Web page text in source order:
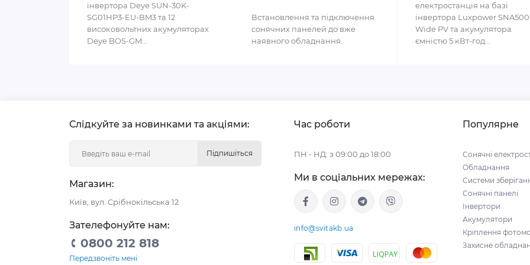
інвертора Deye SUN-30K-
SG01HP3-EU-BM3 та 12
високовольтних акумуляторах
Deye BOS-GM...
Встановлення та підключення
сонячних панелей до вже
наявного обладнання..
електростанція на базі
інвертора Luxpower
Wide PV та акумулятора
ємністю 5 кВт-год...
Слідкуйте за новинками та акціями:
Підпишіться
Магазин:
Київ, вул. Срібнокільська 12
Зателефонуйте нам:
0800 212 818
Передзвоніть мені
Час роботи
ПН - НД: з 09:00 до 18:00
Ми в соціальних мережах:
info@svitakb.ua
Популярне
Сонячні
Обладнання
Системи
Сонячні панелі
Інвертори
Акумулятори
Кріплення
Захисне